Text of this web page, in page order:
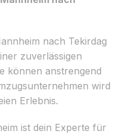
nach Tekirdag
zuverlässigen
können anstrengend
wird
Erlebnis.
ist dein Experte für